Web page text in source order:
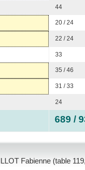
44
20 / 24
22 / 24
33
35 / 46
31 / 33
24
689 /
Fabienne (table